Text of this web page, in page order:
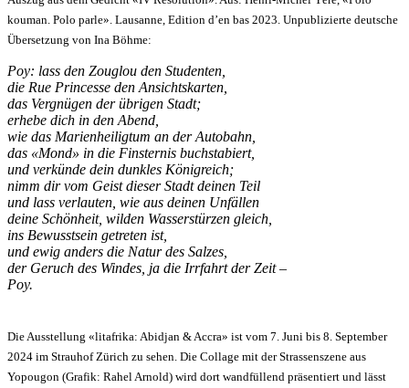
kouman. Polo parle». Lausanne, Edition d’en bas 2023. Unpublizierte deutsche
Übersetzung von Ina Böhme:
Poy: lass den Zouglou den Studenten,
die Rue Princesse den Ansichtskarten,
das Vergnügen der übrigen Stadt;
erhebe dich in den Abend,
wie das Marienheiligtum an der Autobahn,
das «Mond» in die Finsternis buchstabiert,
und verkünde dein dunkles Königreich;
nimm dir vom Geist dieser Stadt deinen Teil
und lass verlauten, wie aus deinen Unfällen
deine Schönheit, wilden Wasserstürzen gleich,
ins Bewusstsein getreten ist,
und ewig anders die Natur des Salzes,
der Geruch des Windes, ja die Irrfahrt der Zeit –
Poy.
Die Ausstellung «litafrika: Abidjan & Accra» ist vom 7. Juni bis 8. September
2024 im Strauhof Zürich zu sehen. Die Collage mit der Strassenszene aus
Yopougon (Grafik: Rahel Arnold) wird dort wandfüllend präsentiert und lässt